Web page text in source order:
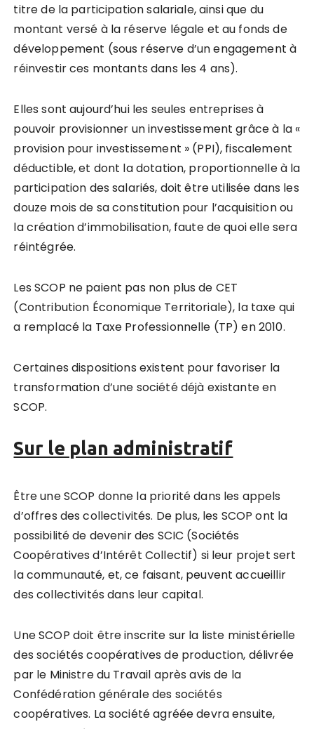
titre de la participation salariale, ainsi que du
montant versé à la réserve légale et au fonds de
développement (sous réserve d’un engagement à
réinvestir ces montants dans les 4 ans).
Elles sont aujourd’hui les seules entreprises à
pouvoir provisionner un investissement grâce à la «
provision pour investissement » (PPI), fiscalement
déductible, et dont la dotation, proportionnelle à la
participation des salariés, doit être utilisée dans les
douze mois de sa constitution pour l’acquisition ou
la création d’immobilisation, faute de quoi elle sera
réintégrée.
Les SCOP ne paient pas non plus de CET
(Contribution Économique Territoriale), la taxe qui
a remplacé la Taxe Professionnelle (TP) en 2010.
Certaines dispositions existent pour favoriser la
transformation d’une société déjà existante en
SCOP.
Sur le plan administratif
Être une SCOP donne la priorité dans les appels
d’offres des collectivités. De plus, les SCOP ont la
possibilité de devenir des SCIC (Sociétés
Coopératives d’Intérêt Collectif) si leur projet sert
la communauté, et, ce faisant, peuvent accueillir
des collectivités dans leur capital.
Une SCOP doit être inscrite sur la liste ministérielle
des sociétés coopératives de production, délivrée
par le Ministre du Travail après avis de la
Confédération générale des sociétés
coopératives. La société agréée devra ensuite,